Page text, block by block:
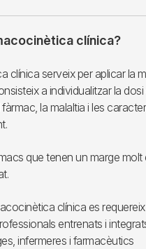
clínica?
clínica serveix per aplicar la
a individualitzar la
la malaltia i les
que tenen un marge molt
clínica es
entrenats i
infermeres i farmacèutics